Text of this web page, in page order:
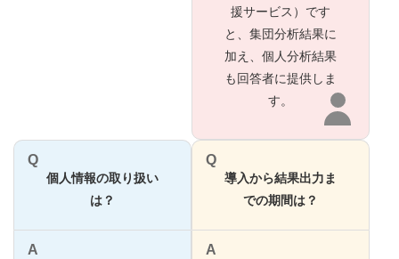
援サービス）です
と、集団分析結果に
加え、個人分析結果
も回答者に提供しま
す。
Q
個人情報の取り扱い
は？
A
Q
導入から結果出力ま
での期間は？
A